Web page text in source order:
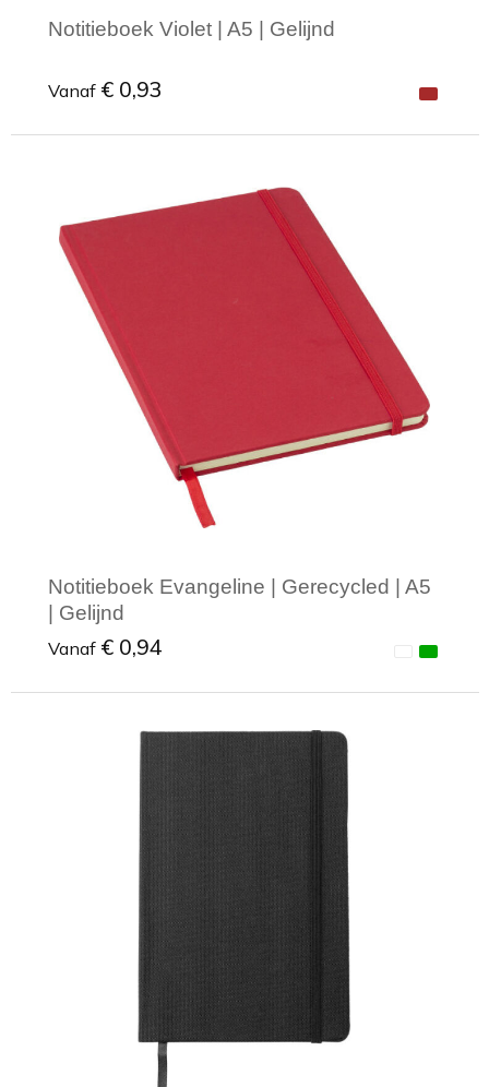
Notitieboek Violet | A5 | Gelijnd
Vanaf € 0,93
Minimale afname: 1
Notitieboek Evangeline | Gerecycled | A5
| Gelijnd
Vanaf € 0,94
Minimale afname: 1